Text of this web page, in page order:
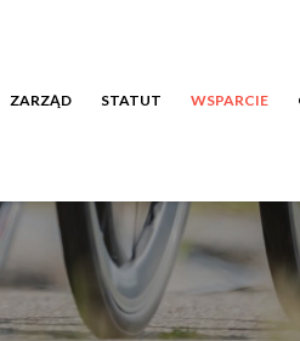
ZARZĄD STATUT WSPARCIE